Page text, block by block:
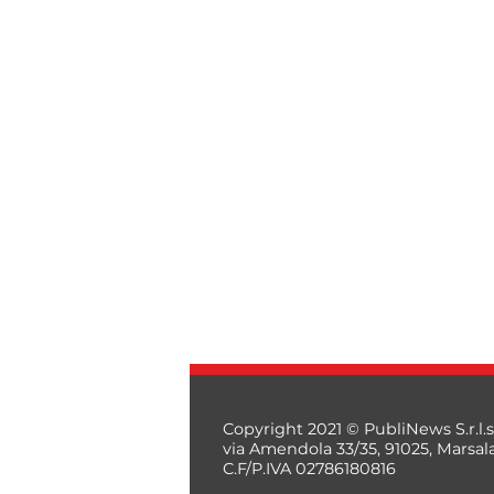
Copyright 2021 © PubliNews
via Amendola 33/35, 91025,
C.F/P.IVA 02786180816